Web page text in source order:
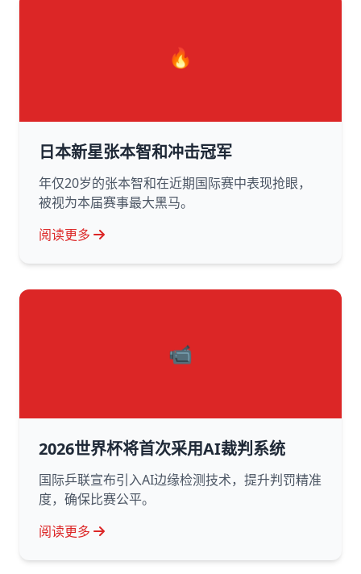
🔥
日本新星张本智和冲击冠军
年仅20岁的张本智和在近期国际赛中表现抢眼，
被视为本届赛事最大黑马。
阅读更多
📹
2026世界杯将首次采用AI裁判系统
国际乒联宣布引入AI边缘检测技术，提升判罚精准
度，确保比赛公平。
阅读更多